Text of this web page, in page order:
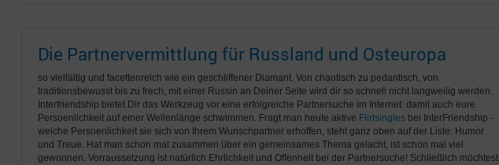
Die Partnervermittlung für Russland und Osteuropa
so vielfältig und facettenreich wie ein geschliffener Diamant. Von chaotisch zu pedantisch, von
traditionsbewusst bis zu frech, mit einer Russin an Deiner Seite wird dir so schnell nicht langweilig werden.
Interfriendship bietet Dir das Werkzeug vor eine erfolgreiche Partnersuche im Internet: damit auch eure
Persoenlichkeit auf einer Wellenlänge schwimmen. Fragt man heute aktive Flirtsingles bei InterFriendship -
welche Persoenlichkeit sie sich von Ihrem Wunschpartner erhoffen, steht ganz oben auf der Liste: Humor
und Treue. Hat man schon mal zusammen über ein gemeinsames Thema gelacht, ist schon mal viel
gewonnen. Vorraussetzung ist natürlich Ehrlichkeit und Offenheit bei der Partnersuche! Schließlich möchtest